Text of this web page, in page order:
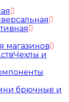
магазинов
Чехлы и
брючные и